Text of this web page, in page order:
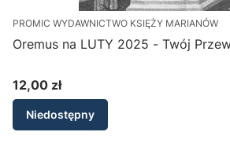
PROMIC WYDAWNICTWO KSIĘŻY MARIANÓW
Oremus na LUTY
Cena
12,00 zł
Niedostępny